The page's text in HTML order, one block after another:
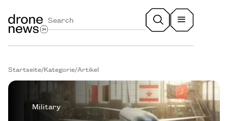
Startseite/Kategorie/Artikel
Military